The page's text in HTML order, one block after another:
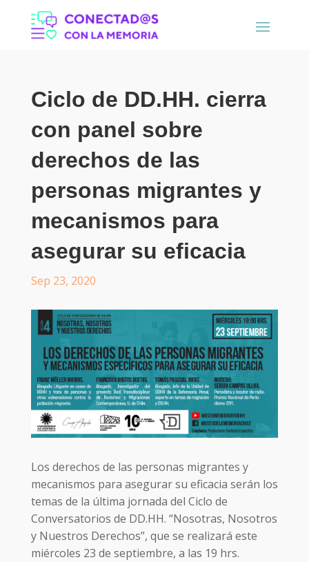
Ciclo de DD.HH. cierra
con panel sobre
derechos de las
personas migrantes y
mecanismos para
asegurar su eficacia
Sep 23, 2020
Los derechos de las personas migrantes y
mecanismos para asegurar su eficacia serán los
temas de la última jornada del Ciclo de
Conversatorios de DD.HH. “Nosotras, Nosotros
y Nuestros Derechos”, que se realizará este
miércoles 23 de septiembre, a las 19 hrs.